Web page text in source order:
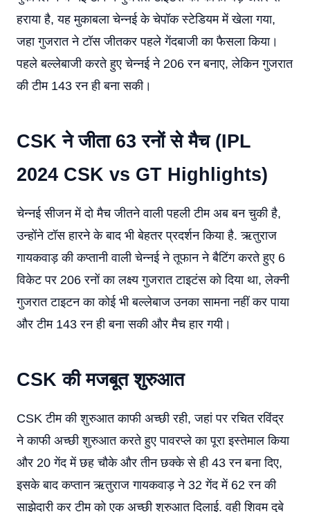
हराया है, यह मुकाबला चेन्नई के चेपॉक स्टेडियम में खेला गया,
जहा गुजरात ने टॉस जीतकर पहले गेंदबाजी का फैसला किया।
पहले बल्लेबाजी करते हुए चेन्नई ने 206 रन बनाए, लेकिन गुजरात
की टीम 143 रन ही बना सकी।
CSK ने जीता 63 रनों से मैच (IPL
2024 CSK vs GT Highlights)
चेन्नई सीजन में दो मैच जीतने वाली पहली टीम अब बन चुकी है,
उन्होंने टॉस हारने के बाद भी बेहतर प्रदर्शन किया है. ऋतुराज
गायकवाड़ की कप्तानी वाली चेन्नई ने तूफान ने बैटिंग करते हुए 6
विकेट पर 206 रनों का लक्ष्य गुजरात टाइटंस को दिया था, लेक्नी
गुजरात टाइटन का कोई भी बल्लेबाज उनका सामना नहीं कर पाया
और टीम 143 रन ही बना सकी और मैच हार गयी।
CSK की मजबूत शुरुआत
CSK टीम की शुरुआत काफी अच्छी रही, जहां पर रचित रविंद्र
ने काफी अच्छी शुरुआत करते हुए पावरप्ले का पूरा इस्तेमाल किया
और 20 गेंद में छह चौके और तीन छक्के से ही 43 रन बना दिए,
इसके बाद कप्तान ऋतुराज गायकवाड़ ने 32 गेंद में 62 रन की
साझेदारी कर टीम को एक अच्छी शुरुआत दिलाई. वही शिवम दुबे